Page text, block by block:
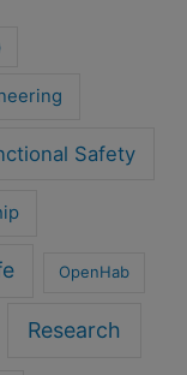
Safety
OpenHab
Research